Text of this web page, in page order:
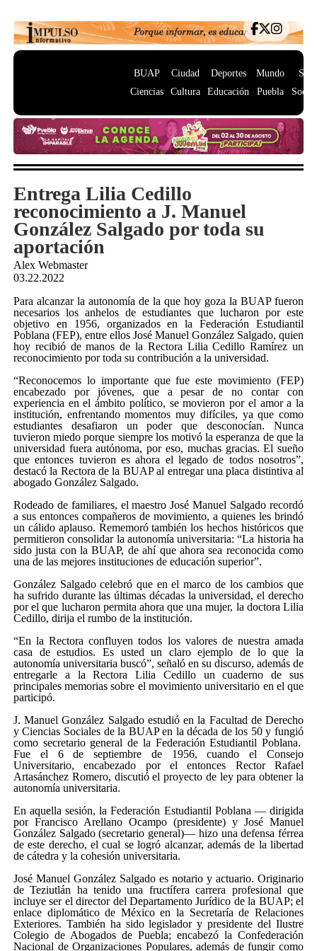
BUAP
Ciencias
Ciudad
Cultura
Deportes
Educación
Mundo
Puebla
Entrega Lilia Cedillo
reconocimiento a J. Manuel
González Salgado por toda su
aportación
Alex Webmaster
03.22.2022
Para alcanzar la autonomía de la que hoy goza la BUAP fueron
necesarios los anhelos de estudiantes que lucharon por este
objetivo en 1956, organizados en la Federación Estudiantil
Poblana (FEP), entre ellos José Manuel González Salgado, quien
hoy recibió de manos de la Rectora Lilia Cedillo Ramírez un
reconocimiento por toda su contribución a la universidad.
“Reconocemos lo importante que fue este movimiento (FEP)
encabezado por jóvenes, que a pesar de no contar con
experiencia en el ámbito político, se movieron por el amor a la
institución, enfrentando momentos muy difíciles, ya que como
estudiantes desafiaron un poder que desconocían. Nunca
tuvieron miedo porque siempre los motivó la esperanza de que la
universidad fuera autónoma, por eso, muchas gracias. El sueño
que entonces tuvieron es ahora el legado de todos nosotros”,
destacó la Rectora de la BUAP al entregar una placa distintiva al
abogado González Salgado.
Rodeado de familiares, el maestro José Manuel Salgado recordó
a sus entonces compañeros de movimiento, a quienes les brindó
un cálido aplauso. Rememoró también los hechos históricos que
permitieron consolidar la autonomía universitaria: “La historia ha
sido justa con la BUAP, de ahí que ahora sea reconocida como
una de las mejores instituciones de educación superior”.
González Salgado celebró que en el marco de los cambios que
ha sufrido durante las últimas décadas la universidad, el derecho
por el que lucharon permita ahora que una mujer, la doctora Lilia
Cedillo, dirija el rumbo de la institución.
“En la Rectora confluyen todos los valores de nuestra amada
casa de estudios. Es usted un claro ejemplo de lo que la
autonomía universitaria buscó”, señaló en su discurso, además de
entregarle a la Rectora Lilia Cedillo un cuaderno de sus
principales memorias sobre el movimiento universitario en el que
participó.
J. Manuel González Salgado estudió en la Facultad de Derecho
y Ciencias Sociales de la BUAP en la década de los 50 y fungió
como secretario general de la Federación Estudiantil Poblana.
Fue el 6 de septiembre de 1956, cuando el Consejo
Universitario, encabezado por el entonces Rector Rafael
Artasánchez Romero, discutió el proyecto de ley para obtener la
autonomía universitaria.
En aquella sesión, la Federación Estudiantil Poblana — dirigida
por Francisco Arellano Ocampo (presidente) y José Manuel
González Salgado (secretario general)— hizo una defensa férrea
de este derecho, el cual se logró alcanzar, además de la libertad
de cátedra y la cohesión universitaria.
José Manuel González Salgado es notario y actuario. Originario
de Teziutlán ha tenido una fructífera carrera profesional que
incluye ser el director del Departamento Jurídico de la BUAP; el
enlace diplomático de México en la Secretaría de Relaciones
Exteriores. También ha sido legislador y presidente del Ilustre
Colegio de Abogados de Puebla; encabezó la Confederación
Nacional de Organizaciones Populares, además de fungir como